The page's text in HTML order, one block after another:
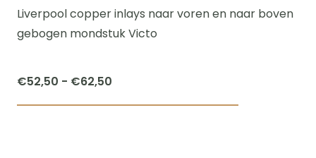
Liverpool copper inlays naar voren en naar boven
gebogen mondstuk Victo
€52,50 - €62,50
€52,50